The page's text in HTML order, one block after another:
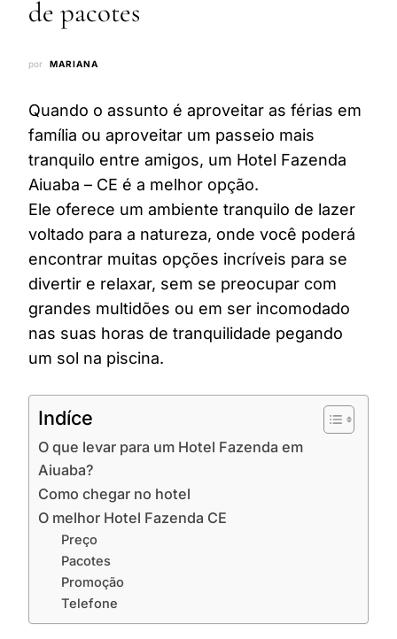
de pacotes
por MARIANA
Quando o assunto é aproveitar as férias em
família ou aproveitar um passeio mais
tranquilo entre amigos, um Hotel Fazenda
Aiuaba – CE é a melhor opção.
Ele oferece um ambiente tranquilo de lazer
voltado para a natureza, onde você poderá
encontrar muitas opções incríveis para se
divertir e relaxar, sem se preocupar com
grandes multidões ou em ser incomodado
nas suas horas de tranquilidade pegando
um sol na piscina.
Indíce
O que levar para um Hotel Fazenda em
Aiuaba?
Como chegar no hotel
O melhor Hotel Fazenda CE
Preço
Pacotes
Promoção
Telefone